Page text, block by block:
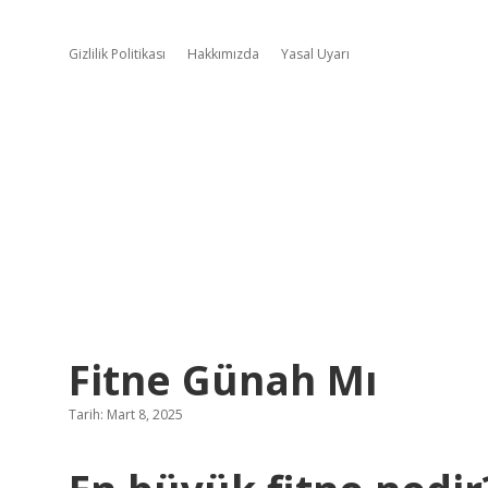
Gizlilik Politikası Hakkımızda Yasal Uyarı
Fitne Günah Mı
Tarih: Mart 8, 2025